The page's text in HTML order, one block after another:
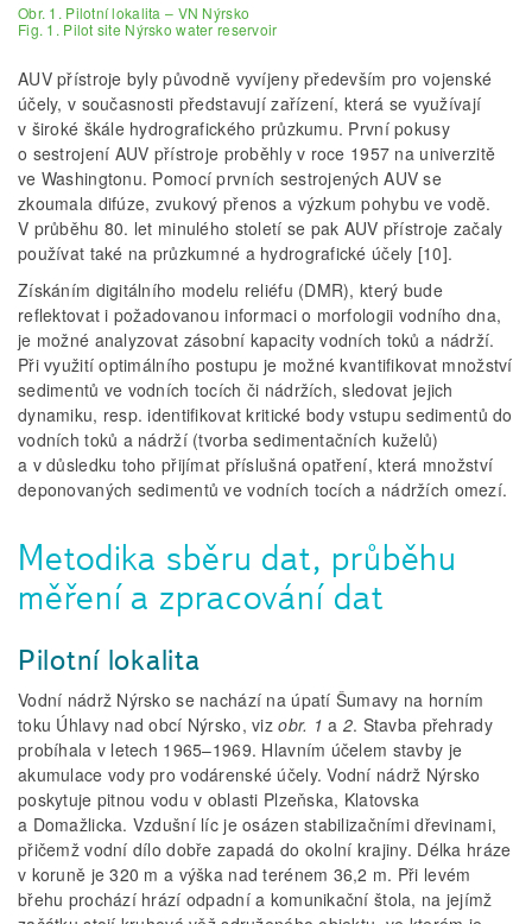
Obr. 1. Pilotní lokalita – VN Nýrsko
Fig. 1. Pilot site Nýrsko water reservoir
AUV přístroje byly původně vyvíjeny především pro vojenské
účely, v současnosti představují zařízení, která se využívají
v široké škále hydrografického průzkumu. První pokusy
o sestrojení AUV přístroje proběhly v roce 1957 na univerzitě
ve Washingtonu. Pomocí prvních sestrojených AUV se
zkoumala difúze, zvukový přenos a výzkum pohybu ve vodě.
V průběhu 80. let minulého století se pak AUV přístroje začaly
používat také na průzkumné a hydrografické účely [10].
Získáním digitálního modelu reliéfu (DMR), který bude
reflektovat i požadovanou informaci o morfologii vodního dna,
je možné analyzovat zásobní kapacity vodních toků a nádrží.
Při využití optimálního postupu je možné kvantifikovat množství
sedimentů ve vodních tocích či nádržích, sledovat jejich
dynamiku, resp. identifikovat kritické body vstupu sedimentů do
vodních toků a nádrží (tvorba sedimentačních kuželů)
a v důsledku toho přijímat příslušná opatření, která množství
deponovaných sedimentů ve vodních tocích a nádržích omezí.
Metodika sběru dat, průběhu
měření a zpracování dat
Pilotní lokalita
Vodní nádrž Nýrsko se nachází na úpatí Šumavy na horním
toku Úhlavy nad obcí Nýrsko, vizobr. 1 a 2. Stavba přehrady
probíhala v letech 1965–1969. Hlavním účelem stavby je
akumulace vody pro vodárenské účely. Vodní nádrž Nýrsko
poskytuje pitnou vodu v oblasti Plzeňska, Klatovska
a Domažlicka. Vzdušní líc je osázen stabilizačními dřevinami,
přičemž vodní dílo dobře zapadá do okolní krajiny. Délka hráze
v koruně je 320 m a výška nad terénem 36,2 m. Při levém
břehu prochází hrází odpadní a komunikační štola, na jejímž